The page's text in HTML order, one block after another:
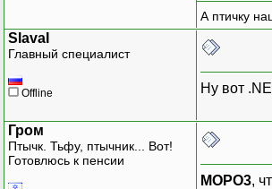
А птичку
SlavaI
Главный специалист
Offline Ну вот
Гром
Птычк. Тьфу, птычник... Вот!
Готовлюсь к пенсии
MOPO3,